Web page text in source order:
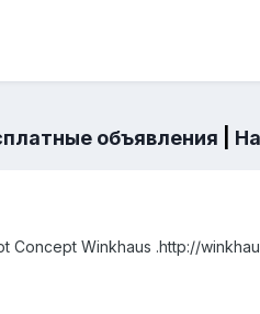
объявления
Concept Winkhaus .http://